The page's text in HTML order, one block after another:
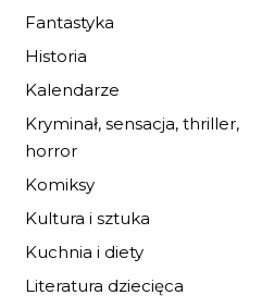
Fantastyka
Historia
Kalendarze
Kryminał, sensacja, thriller,
horror
Komiksy
Kultura i sztuka
Kuchnia i diety
Literatura dziecięca